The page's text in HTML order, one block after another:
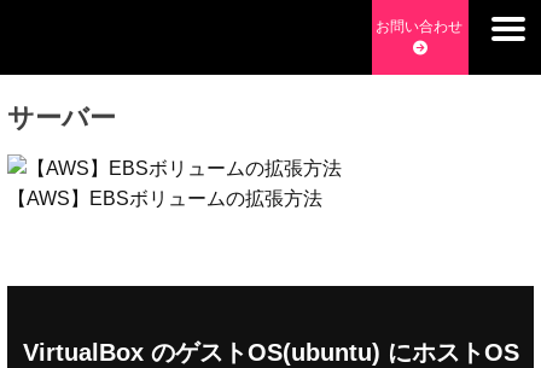
content
ムページ制作・Web開発・アプリ開発・コーチング チョッピ
ーデイズ ChoppyDays
お問い合わせ
サーバー
【AWS】EBSボリュームの拡張方法
VirtualBox のゲストOS(ubuntu) にホストOS